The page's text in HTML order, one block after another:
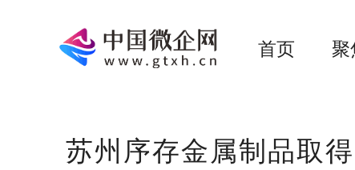
首页
苏州序存金属制品取